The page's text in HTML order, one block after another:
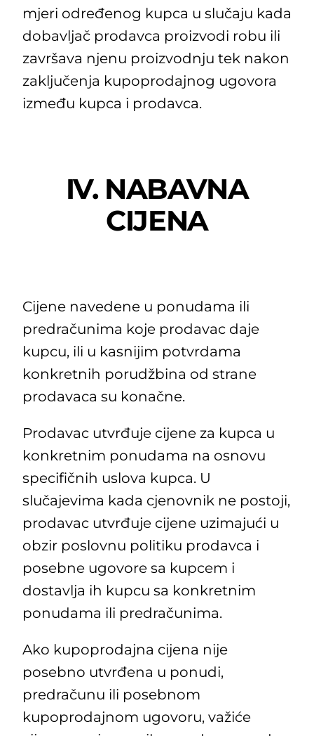
mjeri određenog kupca u slučaju kada
dobavljač prodavca proizvodi robu ili
završava njenu proizvodnju tek nakon
zaključenja kupoprodajnog ugovora
između kupca i prodavca.
IV. NABAVNA
CIJENA
Cijene navedene u ponudama ili
predračunima koje prodavac daje
kupcu, ili u kasnijim potvrdama
konkretnih porudžbina od strane
prodavaca su konačne.
Prodavac utvrđuje cijene za kupca u
konkretnim ponudama na osnovu
specifičnih uslova kupca. U
slučajevima kada cjenovnik ne postoji,
prodavac utvrđuje cijene uzimajući u
obzir poslovnu politiku prodavca i
posebne ugovore sa kupcem i
dostavlja ih kupcu sa konkretnim
ponudama ili predračunima.
Ako kupoprodajna cijena nije
posebno utvrđena u ponudi,
predračunu ili posebnom
kupoprodajnom ugovoru, važiće